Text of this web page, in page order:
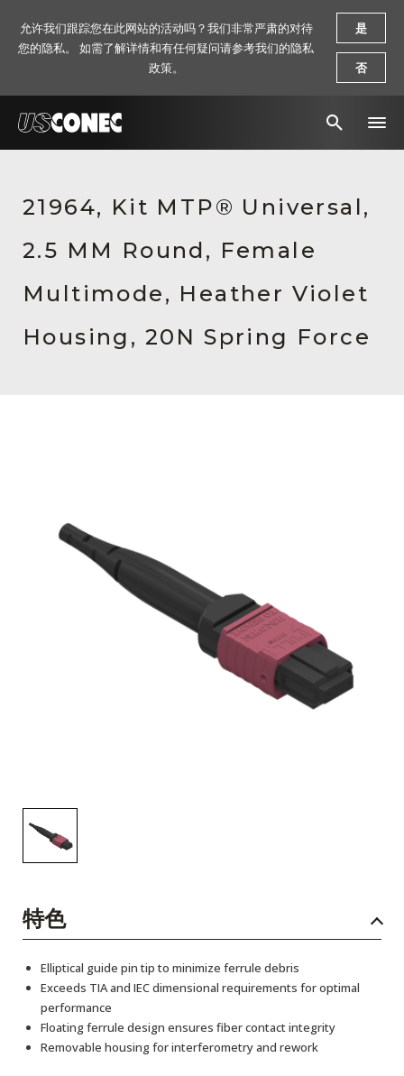
解决方案
产品
资源
关于我们
工作机会
21964, Kit MTP® Universal,
2.5 MM Round, Female
Multimode, Heather Violet
Housing, 20N Spring Force
特色
Elliptical guide pin tip to minimize ferrule debris
Exceeds TIA and IEC dimensional requirements for optimal
performance
Floating ferrule design ensures fiber contact integrity
Removable housing for interferometry and rework
允许我们跟踪您在此网站的活动吗？我们非常严肃的对待
您的隐私。 如需了解详情和有任何疑问请参考我们的隐私
政策。
是
否